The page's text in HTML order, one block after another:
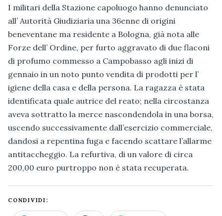
I militari della Stazione capoluogo hanno denunciato
all’ Autorità Giudiziaria una 36enne di origini
beneventane ma residente a Bologna, già nota alle
Forze dell’ Ordine, per furto aggravato di due flaconi
di profumo commesso a Campobasso agli inizi di
gennaio in un noto punto vendita di prodotti per l’
igiene della casa e della persona. La ragazza è stata
identificata quale autrice del reato; nella circostanza
aveva sottratto la merce nascondendola in una borsa,
uscendo successivamente dall’esercizio commerciale,
dandosi a repentina fuga e facendo scattare l’allarme
antitaccheggio. La refurtiva, di un valore di circa
200,00 euro purtroppo non è stata recuperata.
CONDIVIDI: